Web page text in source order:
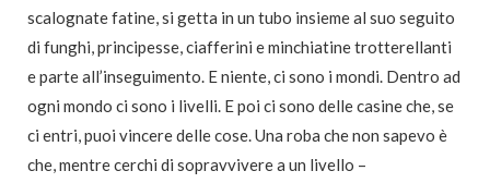
scalognate fatine, si getta in un tubo insieme al suo seguito
di funghi, principesse, ciafferini e minchiatine trotterellanti
e parte all’inseguimento. E niente, ci sono i mondi. Dentro ad
ogni mondo ci sono i livelli. E poi ci sono delle casine che, se
ci entri, puoi vincere delle cose. Una roba che non sapevo è
che, mentre cerchi di sopravvivere a un livello –